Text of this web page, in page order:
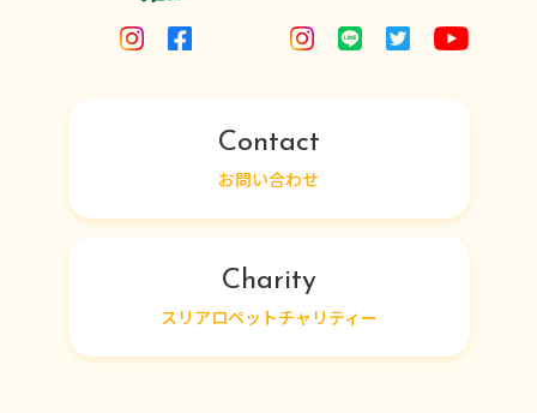
Contact
お問い合わせ
Charity
スリアロペットチャリティー